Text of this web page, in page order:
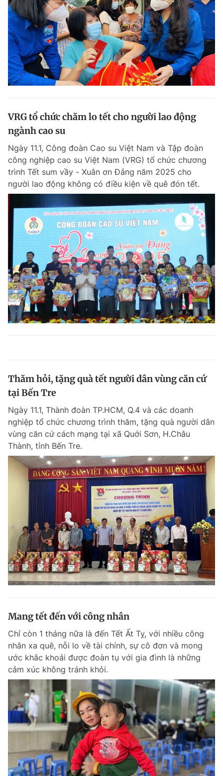
VRG tổ chức chăm lo tết cho người lao động
ngành cao su
Ngày 11.1, Công đoàn Cao su Việt Nam và Tập đoàn
công nghiệp cao su Việt Nam (VRG) tổ chức chương
trình Tết sum vầy - Xuân ơn Đảng năm 2025 cho
người lao động không có điều kiện về quê đón tết.
Thăm hỏi, tặng quà tết người dân vùng căn cứ
tại Bến Tre
Ngày 11.1, Thành đoàn TP.HCM, Q.4 và các doanh
nghiệp tổ chức chương trình thăm, tặng quà người dân
vùng căn cứ cách mạng tại xã Quới Sơn, H.Châu
Thành, tỉnh Bến Tre.
Mang tết đến với công nhân
Chỉ còn 1 tháng nữa là đến Tết Ất Tỵ, với nhiều công
nhân xa quê, nỗi lo về tài chính, sự cô đơn và mong
ước khắc khoải được đoàn tụ với gia đình là những
cảm xúc không tránh khỏi.